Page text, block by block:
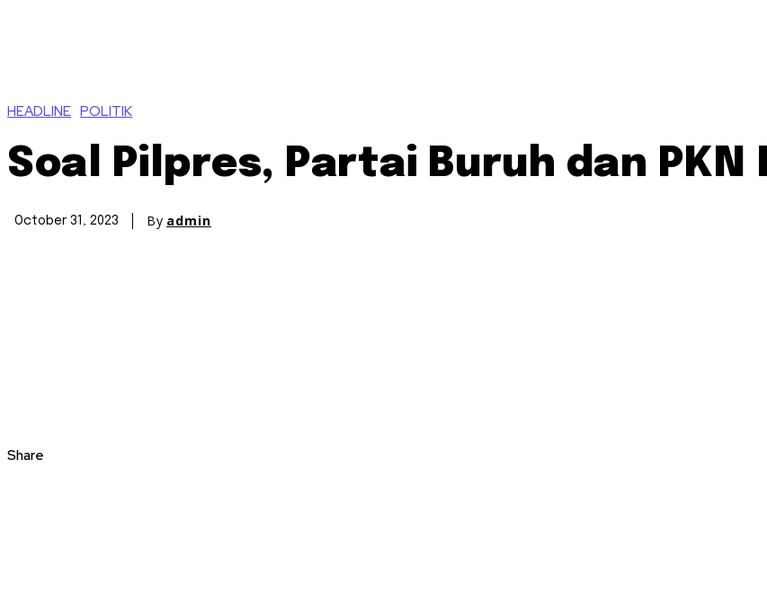
HEADLINE POLITIK
Soal Pilpres, Partai Buruh dan PKN
October 31, 2023 By admin
Share